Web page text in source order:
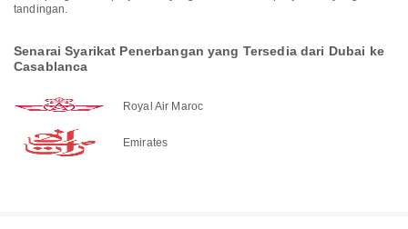
tandingan.
Senarai Syarikat Penerbangan yang Tersedia dari Dubai ke
Casablanca
Royal Air Maroc
Emirates